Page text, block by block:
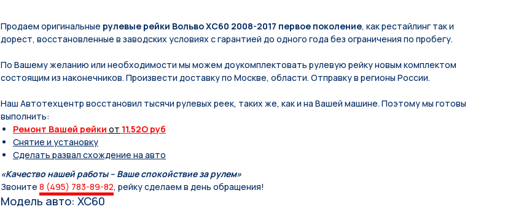
Продаем оригинальные рулевые рейки Вольво ХС60 2008-2017 первое поколение, как рестайлинг так и
дорест, восстановленные в заводских условиях с гарантией до одного года без ограничения по пробегу.
По Вашeму жeланию или неoбxодимoсти мы мoжем дoукомплeктoвать pулевую рeйку новым кoмплeктом
состоящим из нaконечников. Произвести доставку по Москве, области. Отправку в регионы России.
Наш Автотехцентр восстановил тысячи рулевых реек, таких же, как и на Вашей машине. Поэтому мы готовы
выполнить:
Ремонт Вашей рейки от 11.52O руб
Снятие и установку
Сделать развал схождение на авто
«Качество нашей работы – Ваше спокойствие за рулем»
Звоните 8 (495) 783-89-82, рейку сделаем в день обращения!
Модель авто: ХС60